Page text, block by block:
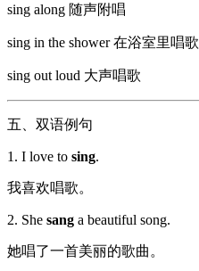
sing along 随声附唱
sing in the shower 在浴室里唱歌
sing out loud 大声唱歌
五、双语例句
1. I love to sing.
我喜欢唱歌。
2. She sang a beautiful song.
她唱了一首美丽的歌曲。